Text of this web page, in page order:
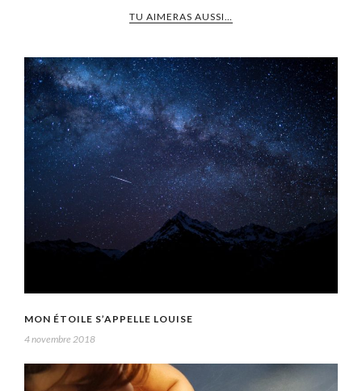
TU AIMERAS AUSSI…
MON ÉTOILE S’APPELLE LOUISE
4 novembre 2018